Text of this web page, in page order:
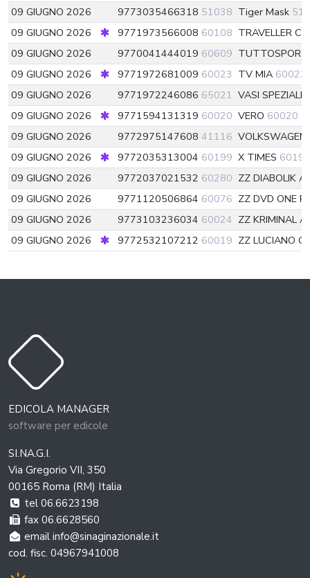
09 GIUGNO 2026
9773035466318 51038 Tiger Mask
09 GIUGNO 2026
9771973566008 60108 TRAVELLER
09 GIUGNO 2026
9770041444019 60609
09 GIUGNO 2026
9771972681009 60023 TV MIA 60023
09 GIUGNO 2026
9771972246086 65021 VASI SPEZIALI
09 GIUGNO 2026
9771594131319 60020 VERO 60020
09 GIUGNO 2026
9772975147608 41116 VOLKSWAGEN
09 GIUGNO 2026
9772035313004 60199 X TIMES 60199
09 GIUGNO 2026
9772037021532 60280 ZZ DIABOLIK
09 GIUGNO 2026
9771120506864 60076 ZZ DVD ONE
09 GIUGNO 2026
9773103236034 60024 ZZ KRIMINAL
09 GIUGNO 2026
9772532107212 60019 ZZ LUCIANO
EDICOLA MANAGER
software per edicole
SI.NA.G.I.
Via Gregorio VII, 350
00165 Roma (RM) Italia
tel 06.6623198
fax 06.6628560
email info@sinaginazionale.it
cod. fisc. 04967941008